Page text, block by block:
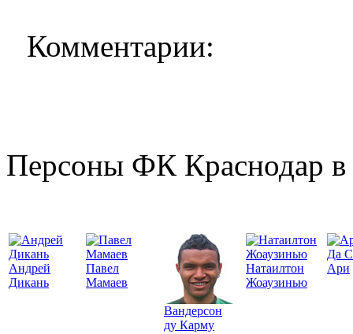
Комментарии:
Персоны ФК Краснодар в
Андрей
Дикань
Павел
Мамаев
Вандерсон
ду Карму
Натаилтон
Жоаузинью
Да
Ари